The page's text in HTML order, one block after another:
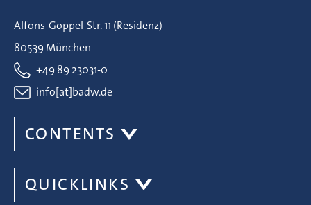
Alfons-Goppel-Str. 11 (Residenz)
80539 München
+49 89 23031-0
info[at]badw.de
CONTENTS
QUICKLINKS